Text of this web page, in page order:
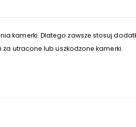
kamerki. Dlatego zawsze stosuj
za utracone lub uszkodzone kamerki.